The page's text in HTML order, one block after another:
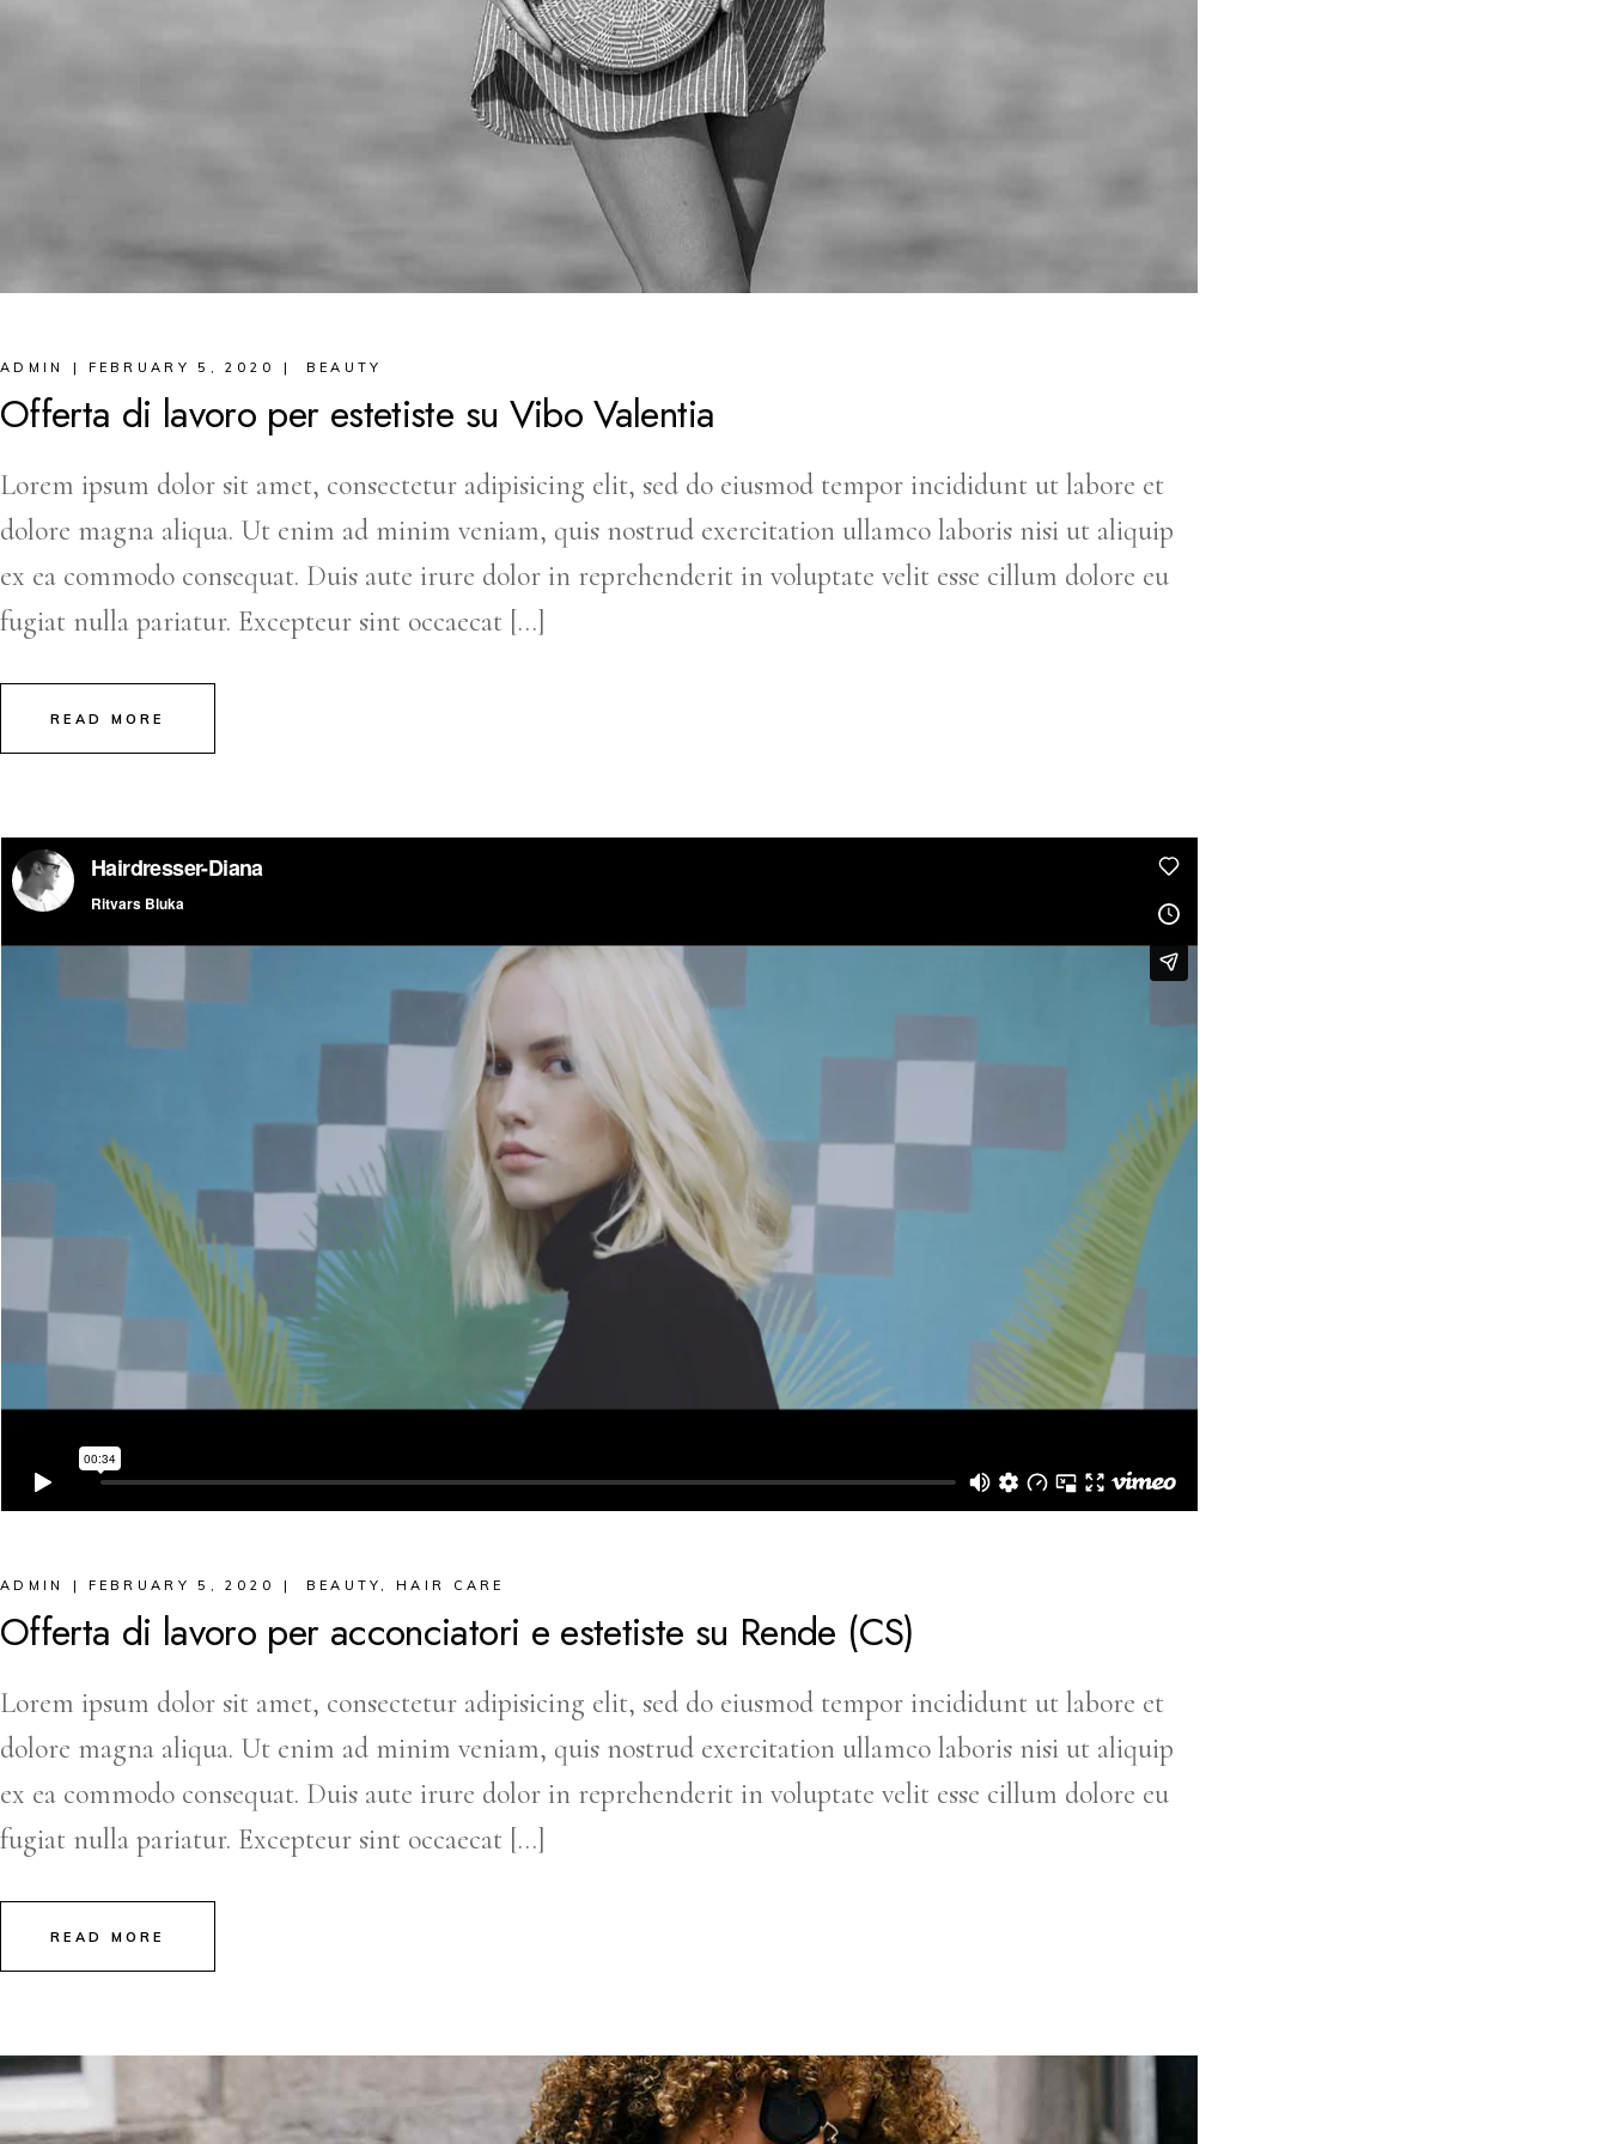
ADMIN FEBRUARY 5, 2020 BEAUTY
Offerta di lavoro per estetiste su Vibo Valentia
Lorem ipsum dolor sit amet, consectetur adipisicing elit, sed do eiusmod tempor incididunt ut labore et
dolore magna aliqua. Ut enim ad minim veniam, quis nostrud exercitation ullamco laboris nisi ut aliquip
ex ea commodo consequat. Duis aute irure dolor in reprehenderit in voluptate velit esse cillum dolore eu
fugiat nulla pariatur. Excepteur sint occaecat […]
READ MORE
ADMIN FEBRUARY 5, 2020 BEAUTY ,HAIR CARE
Offerta di lavoro per acconciatori e estetiste su Rende (CS)
Lorem ipsum dolor sit amet, consectetur adipisicing elit, sed do eiusmod tempor incididunt ut labore et
dolore magna aliqua. Ut enim ad minim veniam, quis nostrud exercitation ullamco laboris nisi ut aliquip
ex ea commodo consequat. Duis aute irure dolor in reprehenderit in voluptate velit esse cillum dolore eu
fugiat nulla pariatur. Excepteur sint occaecat […]
READ MORE